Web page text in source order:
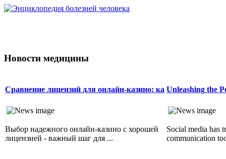
Новости медицины
Сравнение лицензий для онлайн-казино: ка
Выбор надежного онлайн-казино с хорошей
лицензией - важный шаг для ...
Unleashing the
Social media has
communication